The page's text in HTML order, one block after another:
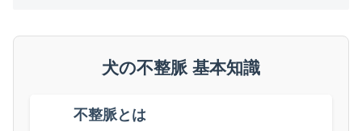
犬の不整脈 基本知識
不整脈とは